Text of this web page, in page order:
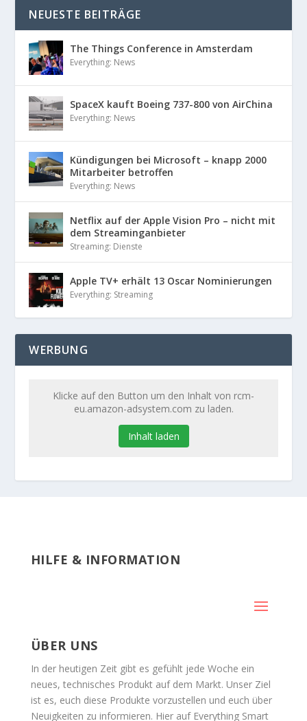
NEUESTE BEITRÄGE
The Things Conference in Amsterdam
Everything: News
SpaceX kauft Boeing 737-800 von AirChina
Everything: News
Kündigungen bei Microsoft – knapp 2000
Mitarbeiter betroffen
Everything: News
Netflix auf der Apple Vision Pro – nicht mit
dem Streaminganbieter
Streaming: Dienste
Apple TV+ erhält 13 Oscar Nominierungen
Everything: Streaming
WERBUNG
Klicke auf den Button um den Inhalt von rcm-
eu.amazon-adsystem.com zu laden.
Inhalt laden
HILFE & INFORMATION
ÜBER UNS
In der heutigen Zeit gibt es gefühlt jede Woche ein
neues, technisches Produkt auf dem Markt. Unser Ziel
ist es, euch diese Produkte vorzustellen und euch über
Neuigkeiten zu informieren. Hier auf Everything Smart